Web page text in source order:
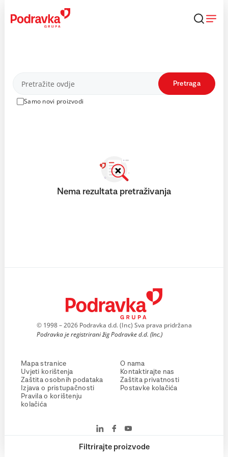
content
Proizvodi
Samo novi proizvodi
Pretraga
Filtrirajte proizvode
Nema rezultata pretraživanja
© 1998 – 2026 Podravka d.d. (Inc) Sva prava pridržana
Podravka je registrirani žig Podravke d.d. (Inc.)
Mapa stranice
Uvjeti korištenja
Zaštita osobnih podataka
Izjava o pristupačnosti
Pravila o korištenju
kolačića
O nama
Kontaktirajte nas
Zaštita privatnosti
Postavke kolačića